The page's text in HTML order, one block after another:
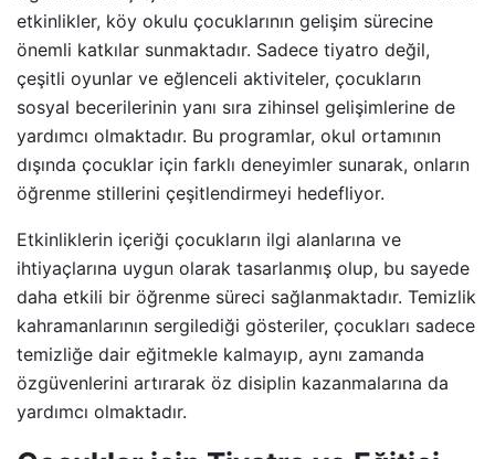
etkinlikler, köy okulu çocuklarının gelişim sürecine
önemli katkılar sunmaktadır. Sadece tiyatro değil,
çeşitli oyunlar ve eğlenceli aktiviteler, çocukların
sosyal becerilerinin yanı sıra zihinsel gelişimlerine de
yardımcı olmaktadır. Bu programlar, okul ortamının
dışında çocuklar için farklı deneyimler sunarak, onların
öğrenme stillerini çeşitlendirmeyi hedefliyor.
Etkinliklerin içeriği çocukların ilgi alanlarına ve
ihtiyaçlarına uygun olarak tasarlanmış olup, bu sayede
daha etkili bir öğrenme süreci sağlanmaktadır. Temizlik
kahramanlarının sergilediği gösteriler, çocukları sadece
temizliğe dair eğitmekle kalmayıp, aynı zamanda
özgüvenlerini artırarak öz disiplin kazanmalarına da
yardımcı olmaktadır.